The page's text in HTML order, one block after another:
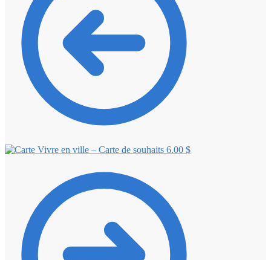
Vivre en ville – Carte de souhaits 6.00 $